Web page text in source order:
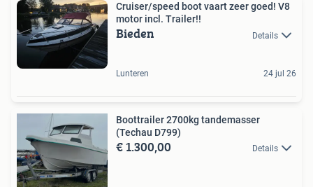
Cruiser/speed boot vaart zeer goed! V8
motor incl. Trailer!!
Bieden Details
Lunteren 24 jul 26
Boottrailer 2700kg tandemasser
(Techau D799)
€ 1.300,00 Details